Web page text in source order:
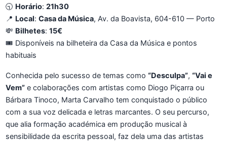
🕤 Horário: 21h30
📍 Local: Casa da Música, Av. da Boavista, 604-610 — Porto
💸 Bilhetes: 15€
🎟️ Disponíveis na bilheteira da Casa da Música e pontos
habituais
Conhecida pelo sucesso de temas como “Desculpa”, “Vai e
Vem” e colaborações com artistas como Diogo Piçarra ou
Bárbara Tinoco, Marta Carvalho tem conquistado o público
com a sua voz delicada e letras marcantes. O seu percurso,
que alia formação académica em produção musical à
sensibilidade da escrita pessoal, faz dela uma das artistas